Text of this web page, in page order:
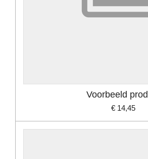
Voorbeeld
€ 14,45